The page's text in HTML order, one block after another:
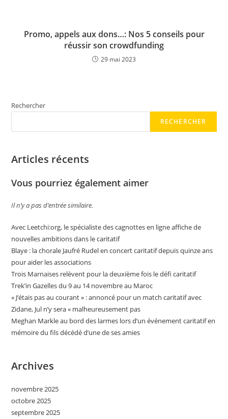
Promo, appels aux dons…: Nos 5 conseils pour
réussir son crowdfunding
29 mai 2023
Rechercher
RECHERCHER
Articles récents
Vous pourriez également aimer
Il n’y a pas d’entrée similaire.
Avec Leetchi:org, le spécialiste des cagnottes en ligne affiche de
nouvelles ambitions dans le caritatif
Blaye : la chorale Jaufré Rudel en concert caritatif depuis quinze ans
pour aider les associations
Trois Marnaises relèvent pour la deuxième fois le défi caritatif
Trek’in Gazelles du 9 au 14 novembre au Maroc
« J’étais pas au courant » : annoncé pour un match caritatif avec
Zidane, Jul n’y sera « malheureusement pas
Meghan Markle au bord des larmes lors d’un événement caritatif en
mémoire du fils décédé d’une de ses amies
Archives
novembre 2025
octobre 2025
septembre 2025